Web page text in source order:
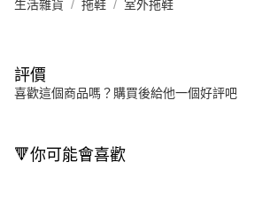
生活雜貨 拖鞋 室外拖鞋
評價
喜歡這個商品嗎？購買後給他一個好評吧
🔻你可能會喜歡